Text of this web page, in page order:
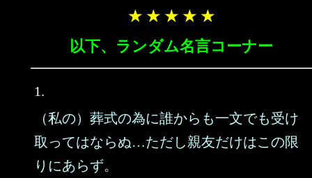
★ ★ ★ ★ ★
以下、ランダム名言コーナー
1.
（私の）葬式の為に誰からも一文でも受け
取ってはならぬ…ただし親友だけはこの限
りにあらず。